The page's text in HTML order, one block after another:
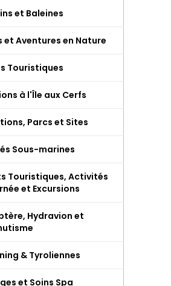
et Baleines
et Aventures en Nature
Touristiques
à l'Île aux Cerfs
Parcs et Sites
Sous-marines
Touristiques, Activités
et Excursions
Hydravion et
& Tyroliennes
et Soins Spa